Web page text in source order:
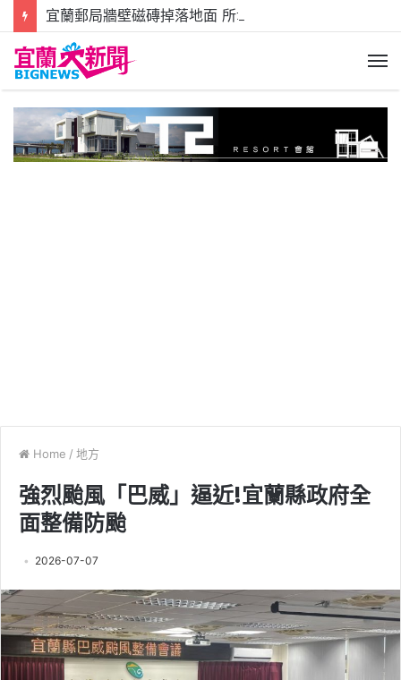
宜蘭郵局牆壁磁磚掉落地面 所幸未傷及路過行人
Home / 地方
強烈颱風「巴威」逼近!宜蘭縣政府全
面整備防颱
2026-07-07